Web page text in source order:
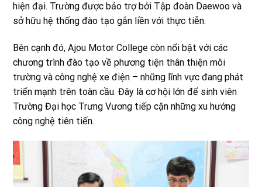
hiện đại. Trường được bảo trợ bởi Tập đoàn Daewoo và
sở hữu hệ thống đào tạo gắn liền với thực tiễn.
Bên cạnh đó, Ajou Motor College còn nổi bật với các
chương trình đào tạo về phương tiện thân thiện môi
trường và công nghệ xe điện – những lĩnh vực đang phát
triển mạnh trên toàn cầu. Đây là cơ hội lớn để sinh viên
Trường Đại học Trưng Vương tiếp cận những xu hướng
công nghệ tiên tiến.